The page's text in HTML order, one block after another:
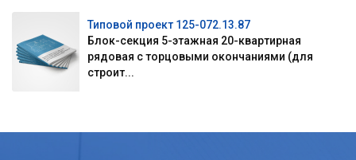
Типовой проект 125-072.13.87
Блок-секция 5-этажная 20-квартирная
рядовая с торцовыми окончаниями (для
строит...